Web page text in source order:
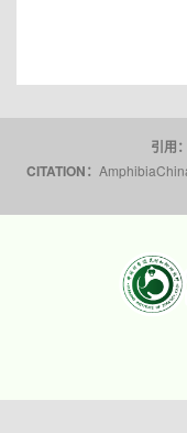
引用：
CITATION：